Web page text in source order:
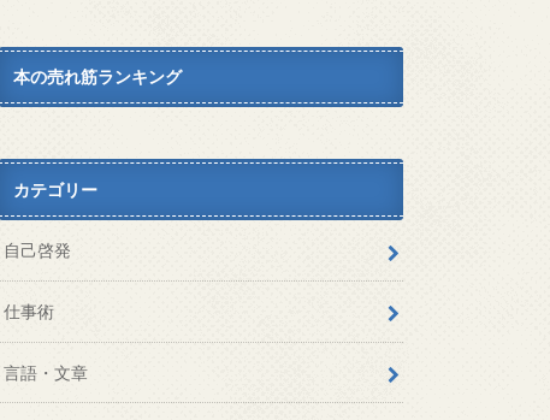
本の売れ筋ランキング
カテゴリー
自己啓発
仕事術
言語・文章